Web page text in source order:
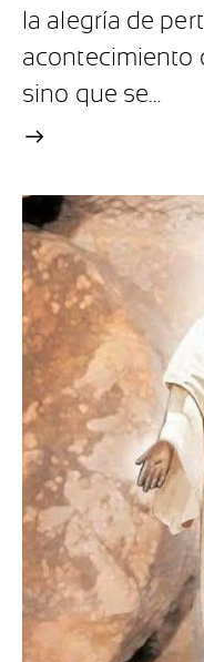
la alegría de
acontecimiento
sino que se…